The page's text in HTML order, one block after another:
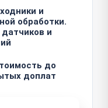
и
обработки.
и
до
доплат